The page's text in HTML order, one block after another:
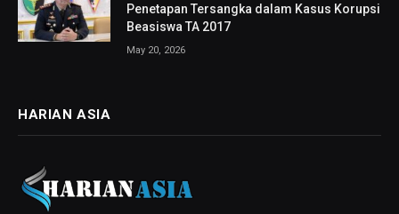
Penetapan Tersangka dalam Kasus Korupsi
Beasiswa TA 2017
May 20, 2026
HARIAN ASIA